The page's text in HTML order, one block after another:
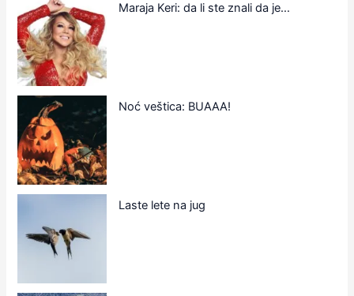
Maraja Keri: da li ste znali da je…
Noć veštica: BUAAA!
Laste lete na jug